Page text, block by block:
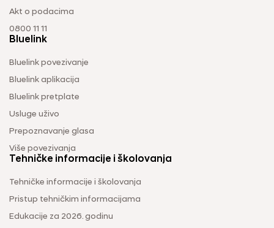
Akt o podacima
0800 11 11
Bluelink
Bluelink povezivanje
Bluelink aplikacija
Bluelink pretplate
Usluge uživo
Prepoznavanje glasa
Više povezivanja
Tehničke informacije i školovanja
Tehničke informacije i školovanja
Pristup tehničkim informacijama
Edukacije za 2026. godinu